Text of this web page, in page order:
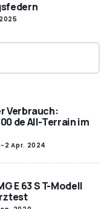
Verbrauch:
de All-Terrain im
- 2 Apr. 2024
E 63 S T-Modell